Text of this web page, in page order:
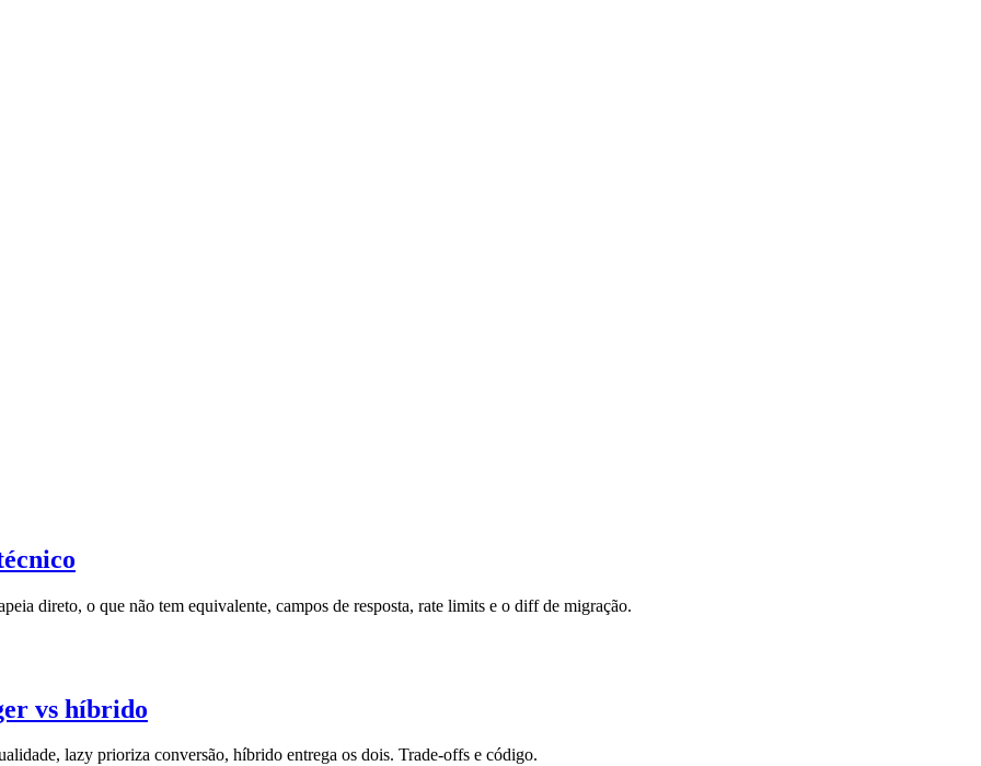
direto, o que não tem equivalente, campos de resposta, rate limits e o diff de migração.
vs híbrido
lazy prioriza conversão, híbrido entrega os dois. Trade-offs e código.